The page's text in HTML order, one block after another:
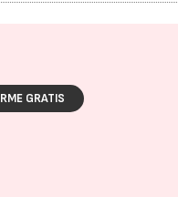
GRATIS